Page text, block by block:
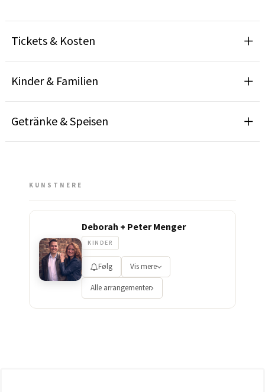
Tickets & Kosten
Kinder & Familien
Getränke & Speisen
KUNSTNERE
Deborah + Peter Menger
KINDER
Følg Vis mere
Alle arrangementer